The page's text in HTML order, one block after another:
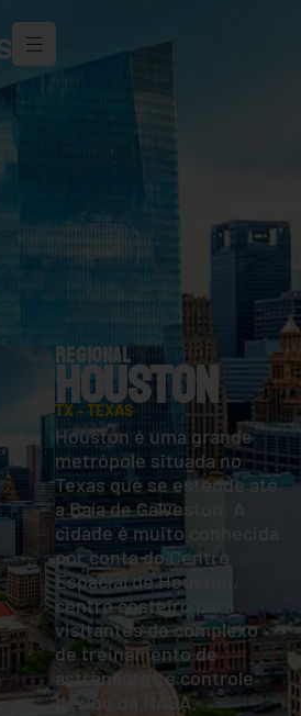
REGIONAL
HOUSTON
TX - TEXAS
Houston é uma grande
metrópole situada no
Texas que se estende até
a Baía de Galveston. A
cidade é muito conhecida
por conta do Centro
Espacial de Houston,
centro costeiro para
visitantes do complexo
de treinamento de
astronautas e controle
de voo da NASA.